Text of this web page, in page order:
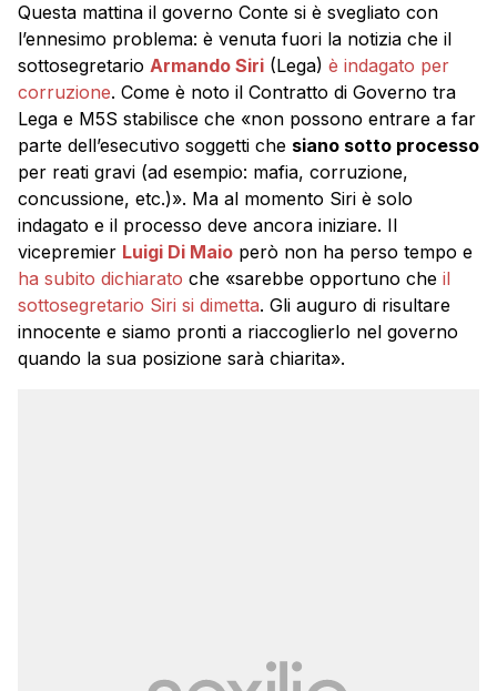
Questa mattina il governo Conte si è svegliato con
l’ennesimo problema: è venuta fuori la notizia che il
sottosegretario Armando Siri (Lega) è indagato per
corruzione. Come è noto il Contratto di Governo tra
Lega e M5S stabilisce che «non possono entrare a far
parte dell’esecutivo soggetti che siano sotto processo
per reati gravi (ad esempio: mafia, corruzione,
concussione, etc.)». Ma al momento Siri è solo
indagato e il processo deve ancora iniziare. Il
vicepremier Luigi Di Maio però non ha perso tempo e
ha subito dichiarato che «sarebbe opportuno che il
sottosegretario Siri si dimetta. Gli auguro di risultare
innocente e siamo pronti a riaccoglierlo nel governo
quando la sua posizione sarà chiarita».